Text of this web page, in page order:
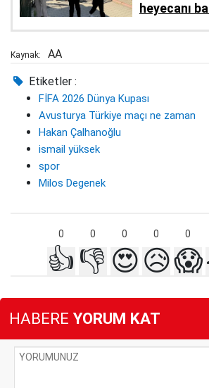
heyecanı
Kaynak: AA
Etiketler :
FİFA 2026 Dünya Kupası
Avusturya Türkiye maçı ne zaman
Hakan Çalhanoğlu
ismail yüksek
spor
Milos Degenek
0 0 0 0 0
👍 👎 😍😥😱
HABERE YORUM KAT